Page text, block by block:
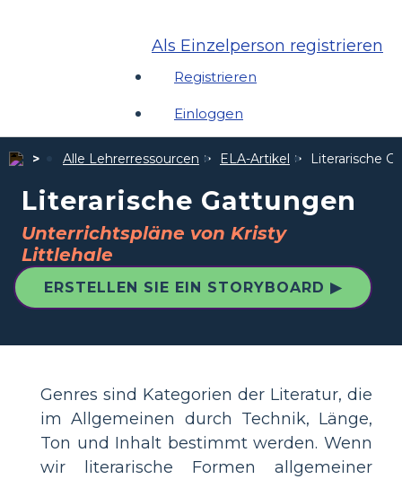
Als Einzelperson registrieren
Registrieren
Einloggen
Alle Lehrerressourcen ELA-Artikel Literarische
Literarische Gattungen
Unterrichtspläne von Kristy
Littlehale
ERSTELLEN SIE EIN STORYBOARD ▶
Genres sind Kategorien der Literatur, die
im Allgemeinen durch Technik, Länge,
Ton und Inhalt bestimmt werden. Wenn
wir literarische Formen allgemeiner